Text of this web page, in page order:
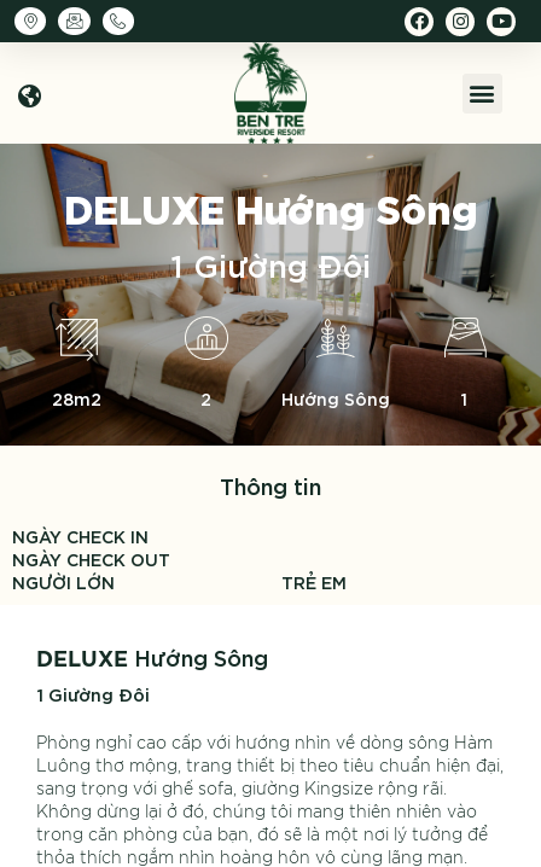
DELUXEHướng Sông
1 Giường Đôi
28m2 2 Hướng Sông 1
Thông tin
NGÀY CHECK IN
NGÀY CHECK OUT
NGƯỜI LỚN
TRẺ EM
DELUXE Hướng Sông
1 Giường Đôi
Phòng nghỉ cao cấp với hướng nhìn về dòng sông Hàm
Luông thơ mộng, trang thiết bị theo tiêu chuẩn hiện đại,
sang trọng với ghế sofa, giường Kingsize rộng rãi.
Không dừng lại ở đó, chúng tôi mang thiên nhiên vào
trong căn phòng của bạn, đó sẽ là một nơi lý tưởng để
thỏa thích ngắm nhìn hoàng hôn vô cùng lãng mạn.